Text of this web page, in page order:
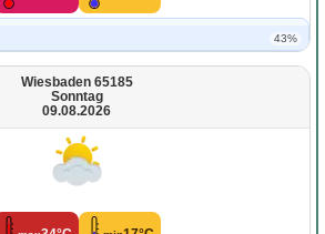
43%
Wiesbaden 65185
Sonntag
09.08.2026